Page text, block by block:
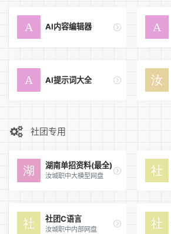
AI内容编辑器
AI提示词大全
社团专用
湖南单招资料(最全)
汝城职中大模型网盘
社团C语言
汝城职中内部网盘